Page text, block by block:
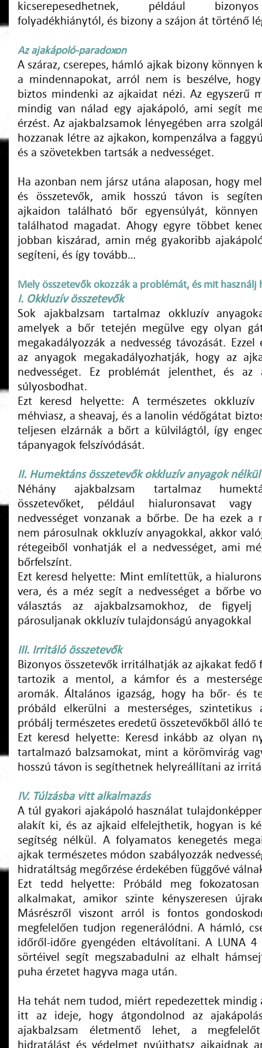
kicserepesedhetnek, például
folyadékhiánytól, és bizony a szájon át történő
Az ajakápoló-paradoxon
A száraz, cserepes, hámló ajkak bizony
a mindennapokat, arról nem is beszélve,
biztos mindenki az ajkaidat nézi. Az egyszerű
mindig van nálad egy ajakápoló, ami segít
érzést. Az ajakbalzsamok lényegében arra
hozzanak létre az ajkakon, kompenzálva a
és a szövetekben tartsák a nedvességet.
Ha azonban nem jársz utána alaposan, hogy
és összetevők, amik hosszú távon is
ajkaidon található bőr egyensúlyát,
találhatod magadat. Ahogy egyre többet
jobban kiszárad, amin még gyakoribb
segíteni, és így tovább…
Mely összetevők okozzák a problémát, és mit használj
I. Okkluzív összetevők
Sok ajakbalzsam tartalmaz okkluzív
amelyek a bőr tetején megülve egy olyan
megakadályozzák a nedvesség távozását.
az anyagok megakadályozhatják, hogy az
nedvességet. Ez problémát jelenthet, és az
súlyosbodhat.
Ezt keresd helyette: A természetes
méhviasz, a sheavaj, és a lanolin védőgátat
teljesen elzárnák a bőrt a külvilágtól, így
tápanyagok felszívódását.
II. Humektáns összetevők okkluzív anyagok nélkül
Néhány ajakbalzsam tartalmaz
összetevőket, például hialuronsavat
nedvességet vonzanak a bőrbe. De ha ezek a
nem párosulnak okkluzív anyagokkal, akkor
rétegeiből vonhatják el a nedvességet, ami
bőrfelszínt.
Ezt keresd helyette: Mint említettük, a
vera, és a méz segít a nedvességet a bőrbe
választás az ajakbalzsamokhoz, de
párosuljanak okkluzív tulajdonságú anyagokkal
III. Irritáló összetevők
Bizonyos összetevők irritálhatják az ajkakat fedő
tartozik a mentol, a kámfor és a
aromák. Általános igazság, hogy ha bőr- és
próbáld elkerülni a mesterséges, szintetikus
próbálj természetes eredetű összetevőkből álló
Ezt keresd helyette: Keresd inkább az olyan
tartalmazó balzsamokat, mint a körömvirág
hosszú távon is segíthetnek helyreállítani az
IV. Túlzásba vitt alkalmazás
A túl gyakori ajakápoló használat
alakít ki, és az ajkaid elfelejthetik, hogyan is
segítség nélkül. A folyamatos kenegetés
ajkak természetes módon szabályozzák
hidratáltság megőrzése érdekében függővé
Ezt tedd helyette: Próbáld meg
alkalmakat, amikor szinte kényszeresen
Másrészről viszont arról is fontos
megfelelően tudjon regenerálódni. A hámló,
időről-időre gyengéden eltávolítani. A LUNA
sörtéivel segít megszabadulni az elhalt
puha érzetet hagyva maga után.
Ha tehát nem tudod, miért repedezettek mindig
itt az ideje, hogy átgondolnod az
ajakbalzsam életmentő lehet, a
hidratálást és védelmet nyújthatsz ajkaidnak